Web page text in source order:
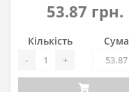
53.87 грн.
Кількість
- +
Сума